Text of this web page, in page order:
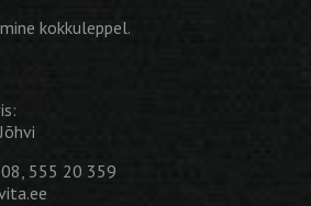
kokkuleppel.
555 20 359